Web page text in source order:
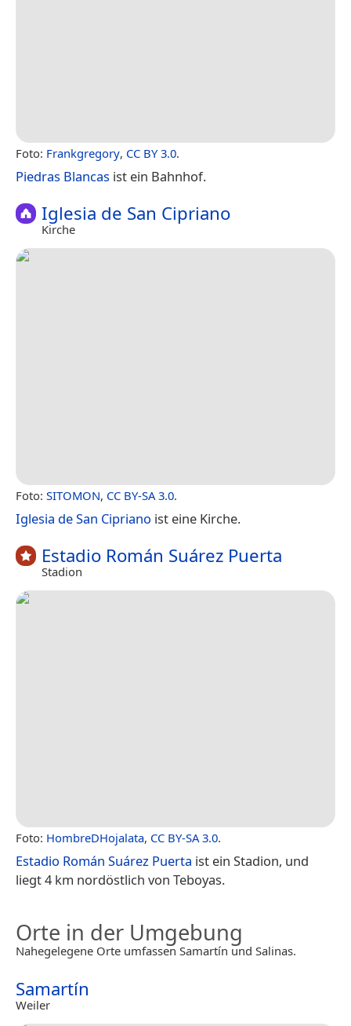
Foto: Frankgregory, CC BY 3.0.
Piedras Blancas ist ein Bahnhof.
Iglesia de San Cipriano
Kirche
Foto: SITOMON, CC BY-SA 3.0.
Iglesia de San Cipriano ist eine Kirche.
Estadio Román Suárez Puerta
Stadion
Foto: HombreDHojalata, CC BY-SA 3.0.
Estadio Román Suárez Puerta ist ein Stadion, und
liegt 4 km nordöstlich von Teboyas.
Orte in der Umgebung
Nahegelegene Orte umfassen Samartín und Salinas.
Samartín
Weiler